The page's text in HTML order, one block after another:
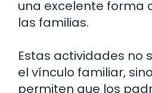
una excelente forma
las familias.
Estas actividades no
el vínculo familiar,
permiten que los